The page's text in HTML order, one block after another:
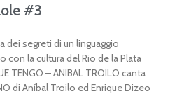
#3
dei segreti di un linguaggio
la cultura del Rio de la Plata
TENGO – ANIBAL TROILO canta
di Aníbal Troilo ed Enrique Dizeo